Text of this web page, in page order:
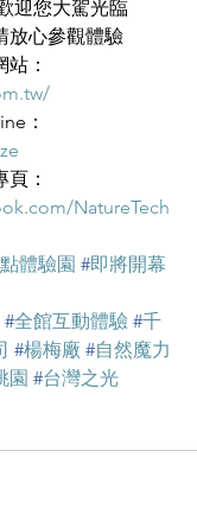
迎您大駕光臨
放心參觀體驗
：
：
：
NatureTech
體驗園 #即將開幕
#全館互動體驗 #千
#楊梅廠 #自然魔力
園 #台灣之光